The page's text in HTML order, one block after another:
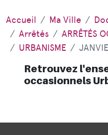
Accueil Ma Ville
Arrêtés
ARRÊTÉS
URBANISME
Retrouvez
occasionnels